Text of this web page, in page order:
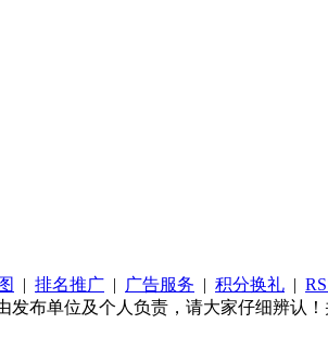
| 排名推广 | 广告服务 | 积分换礼 |
布单位及个人负责，请大家仔细辨认